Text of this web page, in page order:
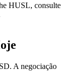
HUSL, consulte
A negociação